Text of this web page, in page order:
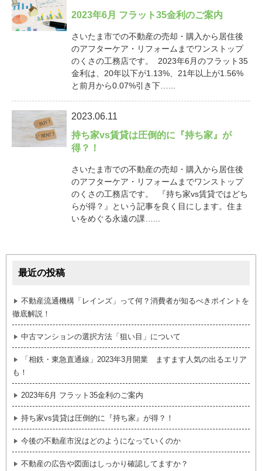
2023年6月 フラット35金利のご案内
さいたま市での不動産の売却・購入から居住後
のアフターケア・リフォームまでワンストップ
のくさの工務店です。 2023年6月のフラット35
金利は、20年以下が1.13%、21年以上が1.56%
と前月から0.07%引き下…...
2023.06.11
持ち家vs賃貸は圧倒的に『持ち家』が
得？！
さいたま市での不動産の売却・購入から居住後
のアフターケア・リフォームまでワンストップ
のくさの工務店です。 『持ち家vs賃貸ではどち
らが得？』という記事を良く目にします。住ま
いをめぐる永遠の課…...
最近の投稿
不動産流通機構「レインズ」って何？消費者が知るべきポイントを
徹底解説！
中古マンションの選択方法「狙い目」について
「相鉄・東急直通線」2023年3月開業 ますます人気の出るエリア
も！
2023年6月 フラット35金利のご案内
持ち家vs賃貸は圧倒的に『持ち家』が得？！
今後の不動産市況はどのようになっていくのか
不動産の広告や図面はしっかり確認してますか？